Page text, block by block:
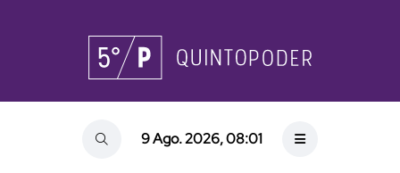
9 Ago. 2026, 08:01